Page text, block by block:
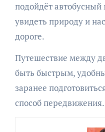
подойдёт
увидеть природу и
дороге.
Путешествие между
быть быстрым,
заранее
способ передвижения.